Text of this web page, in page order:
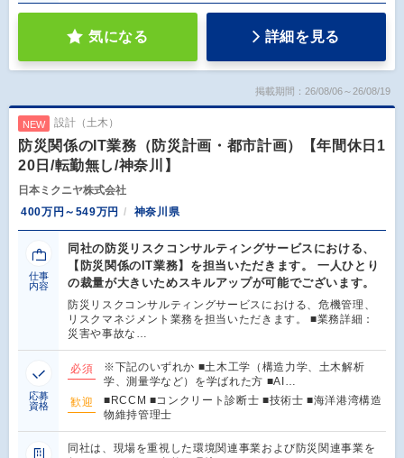
気になる 詳細を見る
掲載期間：26/08/06～26/08/19
NEW 設計（土木）
防災関係のIT業務（防災計画・都市計画）【年間休日1
20日/転勤無し/神奈川】
日本ミクニヤ株式会社
400万円～549万円
神奈川県
仕事
内容
同社の防災リスクコンサルティングサービスにおける、
【防災関係のIT業務】を担当いただきます。 一人ひとり
の裁量が大きいためスキルアップが可能でございます。
防災リスクコンサルティングサービスにおける、危機管理、
リスクマネジメント業務を担当いただきます。 ■業務詳細：
災害や事故な…
応募
資格
必須
※下記のいずれか ■土木工学（構造力学、土木解析
学、測量学など）を学ばれた方 ■AI…
歓迎
■RCCM ■コンクリート診断士 ■技術士 ■海洋港湾構造
物維持管理士
同社は、現場を重視した環境関連事業および防災関連事業を